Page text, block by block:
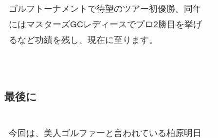
ゴルフトーナメントで待望のツアー初優勝。同年
にはマスターズGCレディースでプロ2勝目を挙げ
るなど功績を残し、現在に至ります。
最後に
今回は、美人ゴルファーと言われている柏原明日